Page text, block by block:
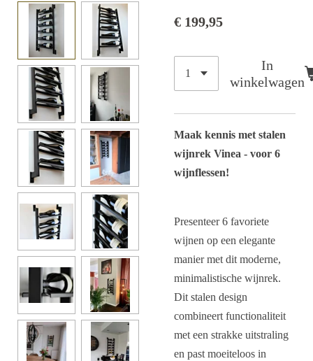
€ 199,95
In
winkelwagen
Maak kennis met stalen
wijnrek Vinea - voor 6
wijnflessen!
Presenteer 6 favoriete
wijnen op een elegante
manier met dit moderne,
minimalistische wijnrek.
Dit stalen design
combineert functionaliteit
met een strakke uitstraling
en past moeiteloos in